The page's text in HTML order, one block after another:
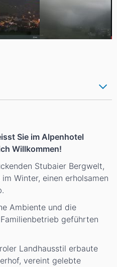
Sie im Alpenhotel
Willkommen!
Stubaier Bergwelt,
Winter, einen erholsamen
Ambiente und die
geführten
Landhausstil erbaute
vereint gelebte